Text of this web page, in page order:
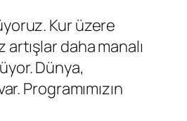
Kur üzere
daha manalı
Dünya,
Programımızın